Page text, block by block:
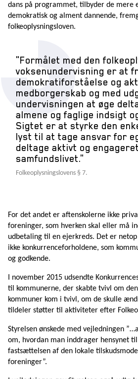
dans på programmet, tilbyder de mere
demokratisk og alment dannende,
folkeoplysningsloven.
Formålet med den
voksenundervisning er at
demokratiforståelse og
medborgerskab og med
undervisningen at øge
almene og faglige indsigt
Sigtet er at styrke den
lyst til at tage ansvar for
deltage aktivt og
samfundslivet.
Folkeoplysningslovens § 7.
For det andet er aftenskolerne ikke
foreninger, som hverken skal eller må
udbetaling til en ejerkreds. Det er
ikke konkurrenceforholdene, som
og godkende.
I november 2015 udsendte
til kommunerne, der skabte tvivl om
kommuner kom i tvivl, om de skulle
tildeler støtter til aktiviteter efter
Styrelsen ønskede med vejledningen
om, hvordan man inddrager hensynet
fastsættelsen af den lokale
foreninger”.